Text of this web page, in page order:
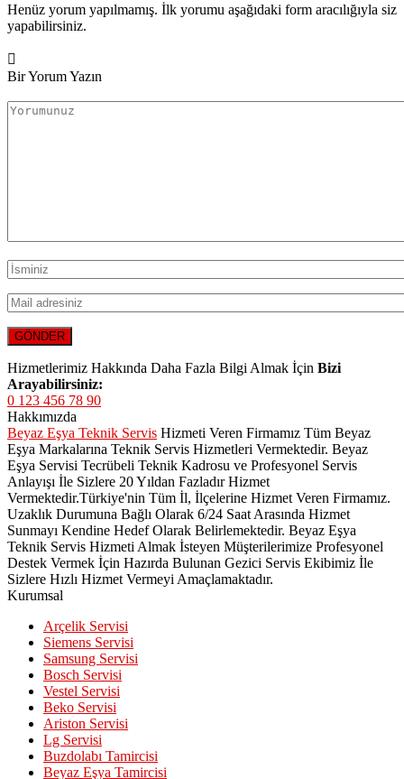
Henüz yorum yapılmamış. İlk yorumu aşağıdaki form aracılığıyla siz
yapabilirsiniz.
Bir Yorum Yazın
Hizmetlerimiz Hakkında Daha Fazla Bilgi Almak İçin Bizi
Arayabilirsiniz:
0 123 456 78 90
Hakkımızda
Beyaz Eşya Teknik Servis Hizmeti Veren Firmamız Tüm Beyaz
Eşya Markalarına Teknik Servis Hizmetleri Vermektedir. Beyaz
Eşya Servisi Tecrübeli Teknik Kadrosu ve Profesyonel Servis
Anlayışı İle Sizlere 20 Yıldan Fazladır Hizmet
Vermektedir.Türkiye'nin Tüm İl, İlçelerine Hizmet Veren Firmamız.
Uzaklık Durumuna Bağlı Olarak 6/24 Saat Arasında Hizmet
Sunmayı Kendine Hedef Olarak Belirlemektedir. Beyaz Eşya
Teknik Servis Hizmeti Almak İsteyen Müşterilerimize Profesyonel
Destek Vermek İçin Hazırda Bulunan Gezici Servis Ekibimiz İle
Sizlere Hızlı Hizmet Vermeyi Amaçlamaktadır.
Kurumsal
Arçelik Servisi
Siemens Servisi
Samsung Servisi
Bosch Servisi
Vestel Servisi
Beko Servisi
Ariston Servisi
Lg Servisi
Buzdolabı Tamircisi
Beyaz Eşya Tamircisi